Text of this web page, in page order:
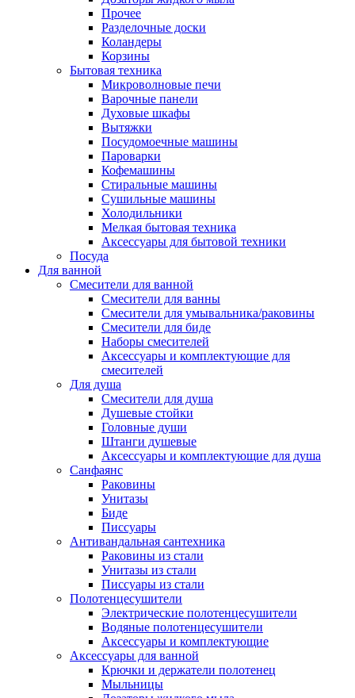
Прочее
Разделочные доски
Коландеры
Корзины
Бытовая техника
Микроволновые печи
Варочные панели
Духовые шкафы
Вытяжки
Посудомоечные машины
Пароварки
Кофемашины
Стиральные машины
Сушильные машины
Холодильники
Мелкая бытовая техника
Аксессуары для бытовой техники
Посуда
Для ванной
Смесители для ванной
Смесители для ванны
Смесители для умывальника/раковины
Смесители для биде
Наборы смесителей
Аксессуары и комплектующие для
смесителей
Для душа
Смесители для душа
Душевые стойки
Головные души
Штанги душевые
Аксессуары и комплектующие для душа
Санфаянс
Раковины
Унитазы
Биде
Писсуары
Антивандальная сантехника
Раковины из стали
Унитазы из стали
Писсуары из стали
Полотенцесушители
Электрические полотенцесушители
Водяные полотенцесушители
Аксессуары и комплектующие
Аксессуары для ванной
Крючки и держатели полотенец
Мыльницы